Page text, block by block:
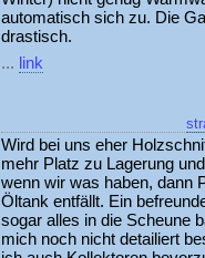
automatisch sich zu. Die
drastisch.
... link
Wird bei uns eher
mehr Platz zu Lagerung
wenn wir was haben, dann
Öltank entfällt. Ein
sogar alles in die Scheune
mich noch nicht detailiert